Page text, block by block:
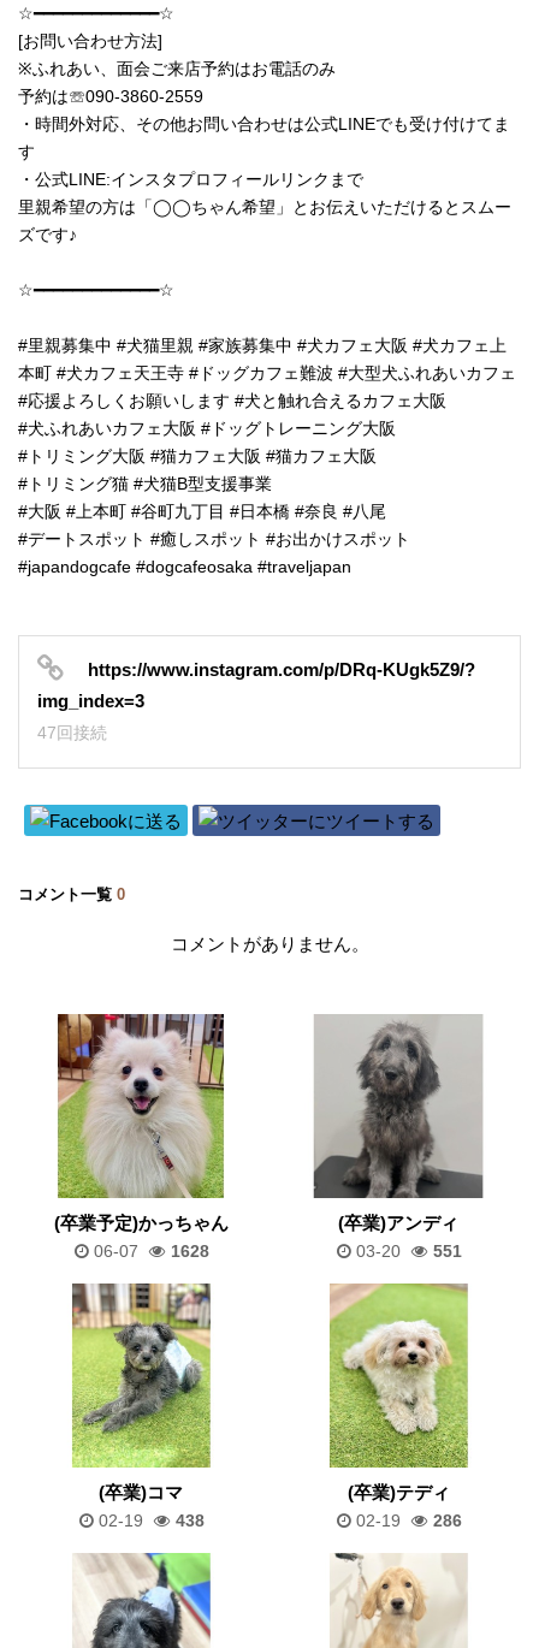
☆━━━━━━━━━━━━━☆
[お問い合わせ方法]
※ふれあい、面会ご来店予約はお電話のみ
予約は☏090-3860-2559
・時間外対応、その他お問い合わせは公式LINEでも受け付けてま
す
・公式LINE:インスタプロフィールリンクまで
里親希望の方は「◯◯ちゃん希望」とお伝えいただけるとスムー
ズです♪
☆━━━━━━━━━━━━━☆
#里親募集中 #犬猫里親 #家族募集中 #犬カフェ大阪 #犬カフェ上
本町 #犬カフェ天王寺 #ドッグカフェ難波 #大型犬ふれあいカフェ
#応援よろしくお願いします #犬と触れ合えるカフェ大阪
#犬ふれあいカフェ大阪 #ドッグトレーニング大阪
#トリミング大阪 #猫カフェ大阪 #猫カフェ大阪
#トリミング猫 #犬猫B型支援事業
#大阪 #上本町 #谷町九丁目 #日本橋 #奈良 #八尾
#デートスポット #癒しスポット #お出かけスポット
#japandogcafe #dogcafeosaka #traveljapan
https://www.instagram.com/p/DRq-KUgk5Z9/?
img_index=3
47回接続
コメント一覧 0
コメントがありません。
(卒業予定)かっちゃん
06-07 1628
(卒業)アンディ
03-20 551
(卒業)コマ
02-19 438
(卒業)テディ
02-19 286